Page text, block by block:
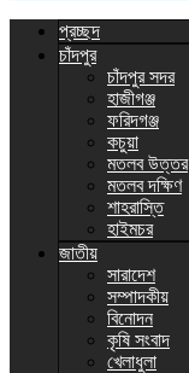
প্রচ্ছদ
চাঁদপুর
চাঁদপুর সদর
হাজীগঞ্জ
ফরিদগঞ্জ
কচুয়া
মতলব উত্তর
মতলব দক্ষিণ
শাহরাস্তি
হাইমচর
জাতীয়
সারাদেশ
সম্পাদকীয়
বিনোদন
কৃষি সংবাদ
খেলাধুলা